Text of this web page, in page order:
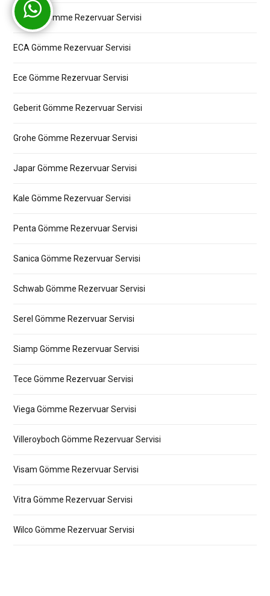
Creavit Gömme Rezervuar Servisi
ECA Gömme Rezervuar Servisi
Ece Gömme Rezervuar Servisi
Geberit Gömme Rezervuar Servisi
Grohe Gömme Rezervuar Servisi
Japar Gömme Rezervuar Servisi
Kale Gömme Rezervuar Servisi
Penta Gömme Rezervuar Servisi
Sanica Gömme Rezervuar Servisi
Schwab Gömme Rezervuar Servisi
Serel Gömme Rezervuar Servisi
Siamp Gömme Rezervuar Servisi
Tece Gömme Rezervuar Servisi
Viega Gömme Rezervuar Servisi
Villeroyboch Gömme Rezervuar Servisi
Visam Gömme Rezervuar Servisi
Vitra Gömme Rezervuar Servisi
Wilco Gömme Rezervuar Servisi